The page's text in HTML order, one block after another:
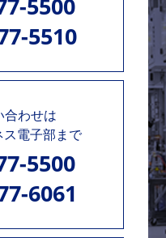
5510
合わせは
電子部まで
5500
6061